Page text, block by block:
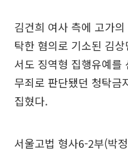
김건희 여사 측에 고가
탁한 혐의로 기소된 김
서도 징역형 집행유예를
무죄로 판단됐던 청탁금
집혔다.
서울고법 형사6-2부(박